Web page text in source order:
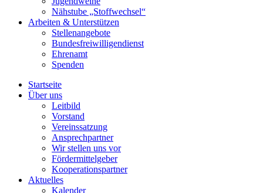
Nähstube „Stoffwechsel“
Arbeiten & Unterstützen
Stellenangebote
Bundesfreiwilligendienst
Ehrenamt
Spenden
Startseite
Über uns
Leitbild
Vorstand
Vereinssatzung
Ansprechpartner
Wir stellen uns vor
Fördermittelgeber
Kooperationspartner
Aktuelles
Kalender